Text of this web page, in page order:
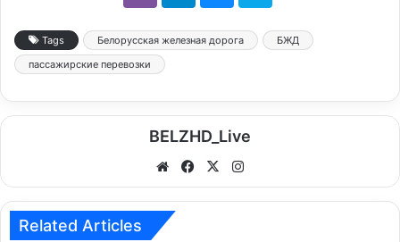
Tags Белорусская железная дорога
БЖД
пассажирские перевозки
BELZHD_Live
We
bsi
Fa
ce
X
tag
Related Articles